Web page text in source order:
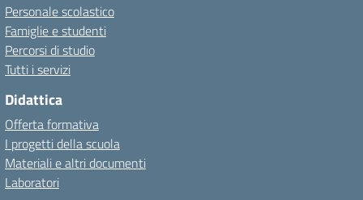
Personale scolastico
Famiglie e studenti
Percorsi di studio
Tutti i servizi
Didattica
Offerta formativa
I progetti della scuola
Materiali e altri documenti
Laboratori